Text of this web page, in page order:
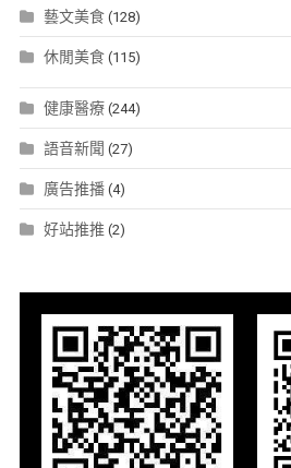
藝文美食(128)
休閒美食(115)
健康醫療(244)
語音新聞 (27)
廣告推播(4)
好站推推 (2)